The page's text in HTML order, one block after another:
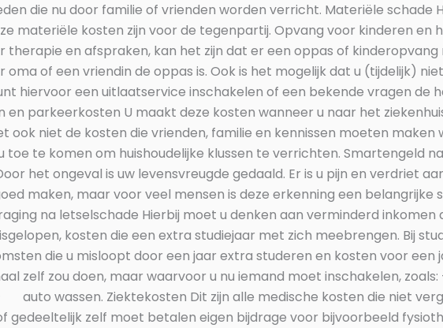
die nu door familie of vrienden worden verricht. Materiële schade
materiële kosten zijn voor de tegenpartij. Opvang voor kinderen en
en afspraken, kan het zijn dat er een oppas of
oma of een vriendin de oppas is. Ook is het mogelijk dat u (tijdelijk)
hiervoor een uitlaatservice inschakelen of een bekende vragen de
en parkeerkosten U maakt deze kosten wanneer u naar het
ook niet de kosten die vrienden, familie en kennissen moeten
te komen om huishoudelijke klussen te verrichten. Smartengeld
het ongeval is uw levensvreugde gedaald. Er is u pijn en verdriet
maken, maar voor veel mensen is deze erkenning een belangrijke
na letselschade Hierbij moet u denken aan verminderd inkomen
kosten die een extra studiejaar met zich meebrengen. Bij
die u misloopt door een jaar extra studeren en kosten voor
zelf zou doen, maar waarvoor u nu iemand moet
wassen. Ziektekosten Dit zijn alle medische kosten die niet
gedeeltelijk zelf moet betalen eigen bijdrage voor bijvoorbeeld